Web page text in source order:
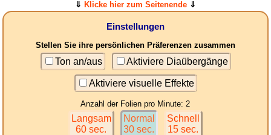
⇓ Klicke hier zum Seitenende ⇓
Einstellungen
Stellen Sie ihre persönlichen Präferenzen zusammen
Ton an/aus Aktiviere Diaübergänge
Aktiviere visuelle Effekte
Anzahl der Folien pro Minute: 2
Langsam
60 sec.
Normal
30 sec.
Schnell
15 sec.